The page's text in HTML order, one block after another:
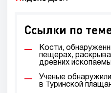
Ссылки по
Кости,
пещерах,
древних
Ученые
в Туринской